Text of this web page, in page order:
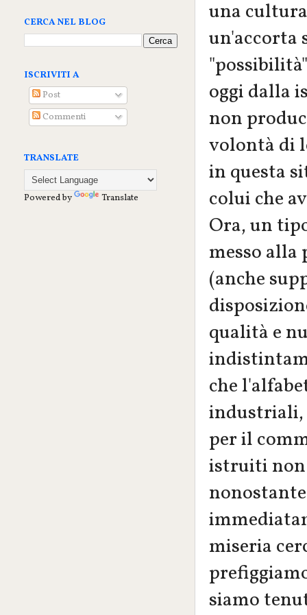
una
un'accorta
oggi dalla
non
volontà di
in questa
colui che
Ora, un
messo
(anche
qualità e
che
industriali,
per il
istruiti non
miseria
siamo
CERCA NEL BLOG
ISCRIVITI A
Post
Commenti
TRANSLATE
Powered by Translate